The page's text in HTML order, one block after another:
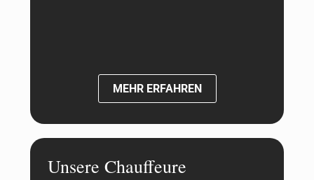
MEHR ERFAHREN
Unsere Chauffeure